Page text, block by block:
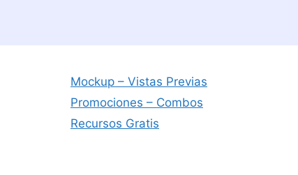
Mockup – Vistas Previas
Promociones – Combos
Recursos Gratis